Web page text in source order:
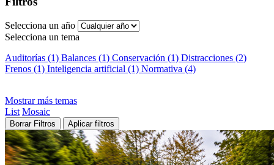
Selecciona un año
Selecciona un tema
Auditorías (1) Balances (1) Conservación (1) Distracciones (2)
Frenos (1) Inteligencia artificial (1) Normativa (4)
Mostrar más temas
List Mosaic
Borrar Filtros Aplicar filtros